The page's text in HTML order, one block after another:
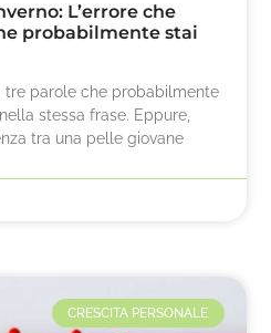
L’errore che
probabilmente stai
tre parole che probabilmente
stessa frase. Eppure,
tra una pelle giovane
CRESCITA PERSONALE